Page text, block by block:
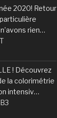
2020! Retour
rien…
! Découvrez
la colorimétrie
intensiv…